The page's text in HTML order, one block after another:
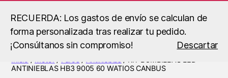
RECUERDA: Los gastos de envío se calculan de
forma personalizada tras realizar tu pedido.
¡Consúltanos sin compromiso!
Descartar
Buscar
B.S
ANTINIEBLAS HB3 9005 60 WATIOS CANBUS